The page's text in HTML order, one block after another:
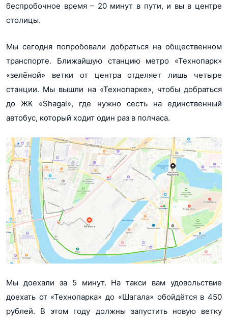
беспробочное время – 20 минут в пути, и вы в центре
столицы.
Мы сегодня попробовали добраться на общественном
транспорте. Ближайшую станцию метро «Технопарк»
«зелёной» ветки от центра отделяет лишь четыре
станции. Мы вышли на «Технопарке», чтобы добраться
до ЖК «Shagal», где нужно сесть на единственный
автобус, который ходит один раз в полчаса.
Мы доехали за 5 минут. На такси вам удовольствие
доехать от «Технопарка» до «Шагала» обойдётся в 450
рублей. В этом году должны запустить новую ветку